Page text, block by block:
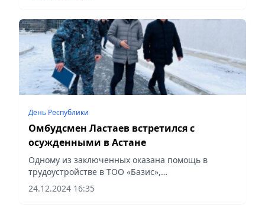
День Республики
Омбудсмен Ластаев встретился с
осужденными в Астане
Одному из заключенных оказана помощь в
трудоустройстве в ТОО «Базис»,
сообщает Vecher.kz.
24.12.2024 16:35